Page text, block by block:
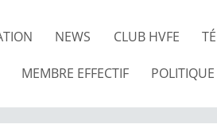
NEWS CLUB HVFE
MEMBRE EFFECTIF